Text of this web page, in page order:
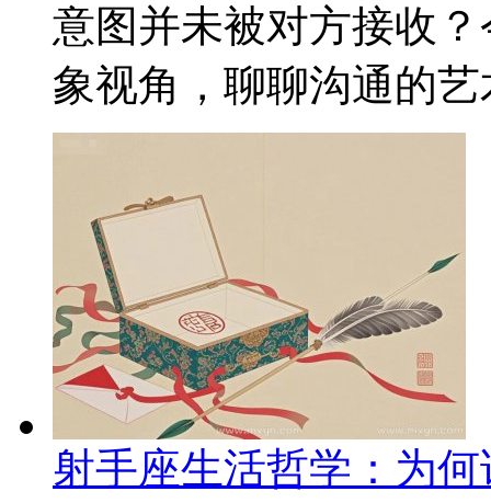
意图并未被对方接收
象视角，聊聊沟通的
射手座生活哲学：为